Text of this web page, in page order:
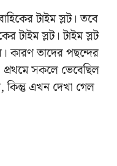
টাইম স্লট। তবে
টাইম স্লট। টাইম স্লট
কারণ তাদের পছন্দের
প্রথমে সকলে ভেবেছিল
কিন্তু এখন দেখা গেল